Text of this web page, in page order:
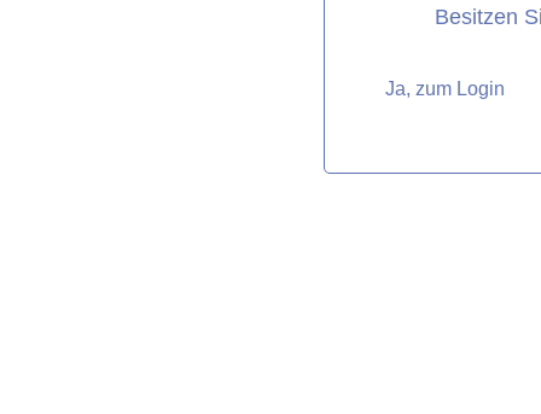
Besitzen
Ja, zum Login